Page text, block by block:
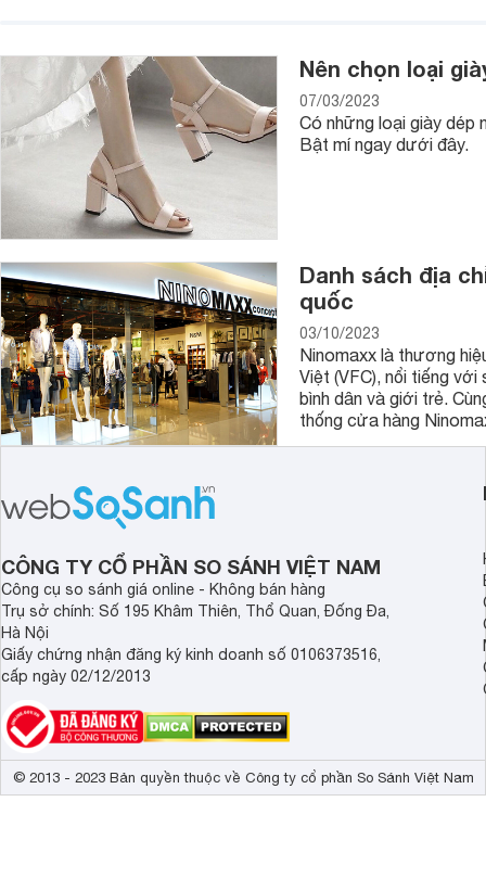
Nên chọn loại
07/03/2023
Có những loại giày dép
Bật mí ngay dưới đây.
Danh sách địa
quốc
03/10/2023
Ninomaxx là thương
Việt (VFC), nổi tiếng với
bình dân và giới trẻ.
thống cửa hàng
CÔNG TY CỔ PHẦN SO SÁNH VIỆT NAM
Công cụ so sánh giá online - Không bán hàng
Trụ sở chính: Số 195 Khâm Thiên, Thổ Quan, Đống Đa,
Hà Nội
Giấy chứng nhận đăng ký kinh doanh số 0106373516,
cấp ngày 02/12/2013
© 2013 - 2023 Bản quyền thuộc về Công ty cổ phần So Sánh Việt Nam